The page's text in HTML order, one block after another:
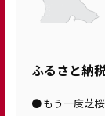
ふるさと納
もう一度芝